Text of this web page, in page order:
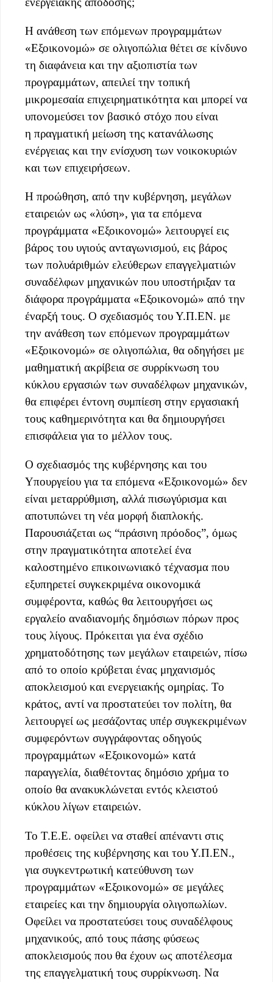
Η ανάθεση των επόμενων προγραμμάτων
«Εξοικονομώ» σε ολιγοπώλια θέτει σε κίνδυνο
τη διαφάνεια και την αξιοπιστία των
προγραμμάτων, απειλεί την τοπική
μικρομεσαία επιχειρηματικότητα και μπορεί να
υπονομεύσει τον βασικό στόχο που είναι
η πραγματική μείωση της κατανάλωσης
ενέργειας και την ενίσχυση των νοικοκυριών
και των επιχειρήσεων.
Η προώθηση, από την κυβέρνηση, μεγάλων
εταιρειών ως «λύση», για τα επόμενα
προγράμματα «Εξοικονομώ» λειτουργεί εις
βάρος του υγιούς ανταγωνισμού, εις βάρος
των πολυάριθμών ελεύθερων επαγγελματιών
συναδέλφων μηχανικών που υποστήριξαν τα
διάφορα προγράμματα «Εξοικονομώ» από την
έναρξή τους. Ο σχεδιασμός του Υ.Π.ΕΝ. με
την ανάθεση των επόμενων προγραμμάτων
«Εξοικονομώ» σε ολιγοπώλια, θα οδηγήσει με
μαθηματική ακρίβεια σε συρρίκνωση του
κύκλου εργασιών των συναδέλφων μηχανικών,
θα επιφέρει έντονη συμπίεση στην εργασιακή
τους καθημερινότητα και θα δημιουργήσει
επισφάλεια για το μέλλον τους.
Ο σχεδιασμός της κυβέρνησης και του
Υπουργείου για τα επόμενα «Εξοικονομώ» δεν
είναι μεταρρύθμιση, αλλά πισωγύρισμα και
αποτυπώνει τη νέα μορφή διαπλοκής.
Παρουσιάζεται ως “πράσινη πρόοδος”, όμως
στην πραγματικότητα αποτελεί ένα
καλοστημένο επικοινωνιακό τέχνασμα που
εξυπηρετεί συγκεκριμένα οικονομικά
συμφέροντα, καθώς θα λειτουργήσει ως
εργαλείο αναδιανομής δημόσιων πόρων προς
τους λίγους. Πρόκειται για ένα σχέδιο
χρηματοδότησης των μεγάλων εταιρειών, πίσω
από το οποίο κρύβεται ένας μηχανισμός
αποκλεισμού και ενεργειακής ομηρίας. Το
κράτος, αντί να προστατεύει τον πολίτη, θα
λειτουργεί ως μεσάζοντας υπέρ συγκεκριμένων
συμφερόντων συγγράφοντας οδηγούς
προγραμμάτων «Εξοικονομώ» κατά
παραγγελία, διαθέτοντας δημόσιο χρήμα το
οποίο θα ανακυκλώνεται εντός κλειστού
κύκλου λίγων εταιρειών.
Το Τ.Ε.Ε. οφείλει να σταθεί απέναντι στις
προθέσεις της κυβέρνησης και του Υ.Π.ΕΝ.,
για συγκεντρωτική κατεύθυνση των
προγραμμάτων «Εξοικονομώ» σε μεγάλες
εταιρείες και την δημιουργία ολιγοπωλίων.
Οφείλει να προστατεύσει τους συναδέλφους
μηχανικούς, από τους πάσης φύσεως
αποκλεισμούς που θα έχουν ως αποτέλεσμα
της επαγγελματική τους συρρίκνωση. Να